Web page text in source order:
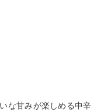
な甘みが楽しめる中辛